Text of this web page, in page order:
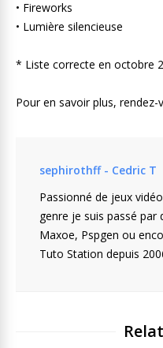
• Fireworks
• Lumière silencieuse
* Liste correcte en octobre
Pour en savoir plus,
sephirothff - Cedric T
Passionné de jeux
genre je suis passé
Maxoe, Pspgen ou
Tuto Station depuis